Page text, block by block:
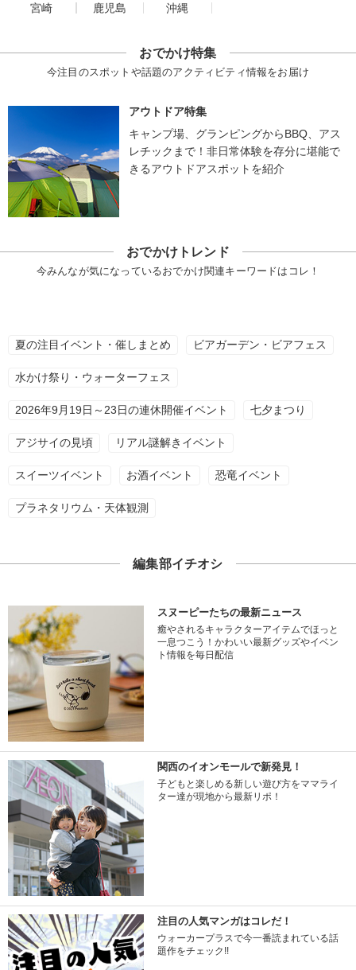
宮崎
鹿児島 沖縄
おでかけ特集
今注目のスポットや話題のアクティビティ情報をお届け
アウトドア特集
キャンプ場、グランピングからBBQ、アス
レチックまで！非日常体験を存分に堪能で
きるアウトドアスポットを紹介
おでかけトレンド
今みんなが気になっているおでかけ関連キーワードはコレ！
夏の注目イベント・催しまとめ ビアガーデン・ビアフェス
水かけ祭り・ウォーターフェス
2026年9月19日～23日の連休開催イベント 七夕まつり
アジサイの見頃 リアル謎解きイベント
スイーツイベント お酒イベント 恐竜イベント
プラネタリウム・天体観測
編集部イチオシ
スヌーピーたちの最新ニュース
癒やされるキャラクターアイテムでほっと
一息つこう！かわいい最新グッズやイベン
ト情報を毎日配信
関西のイオンモールで新発見！
子どもと楽しめる新しい遊び方をママライ
ター達が現地から最新リポ！
注目の人気マンガはコレだ！
ウォーカープラスで今一番読まれている話
題作をチェック!!